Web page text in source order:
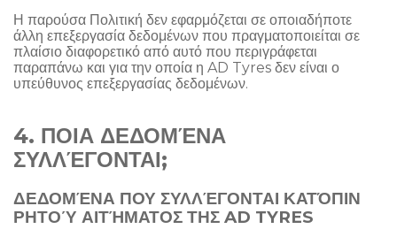
Η παρούσα Πολιτική δεν εφαρμόζεται σε οποιαδήποτε
άλλη επεξεργασία δεδομένων που πραγματοποιείται σε
πλαίσιο διαφορετικό από αυτό που περιγράφεται
παραπάνω και για την οποία η AD Tyres δεν είναι ο
υπεύθυνος επεξεργασίας δεδομένων.
4. ΠΟΙΑ ΔΕΔΟΜΈΝΑ
ΣΥΛΛΈΓΟΝΤΑΙ;
ΔΕΔΟΜΈΝΑ ΠΟΥ ΣΥΛΛΈΓΟΝΤΑΙ ΚΑΤΌΠΙΝ
ΡΗΤΟΎ ΑΙΤΉΜΑΤΟΣ ΤΗΣ AD TYRES